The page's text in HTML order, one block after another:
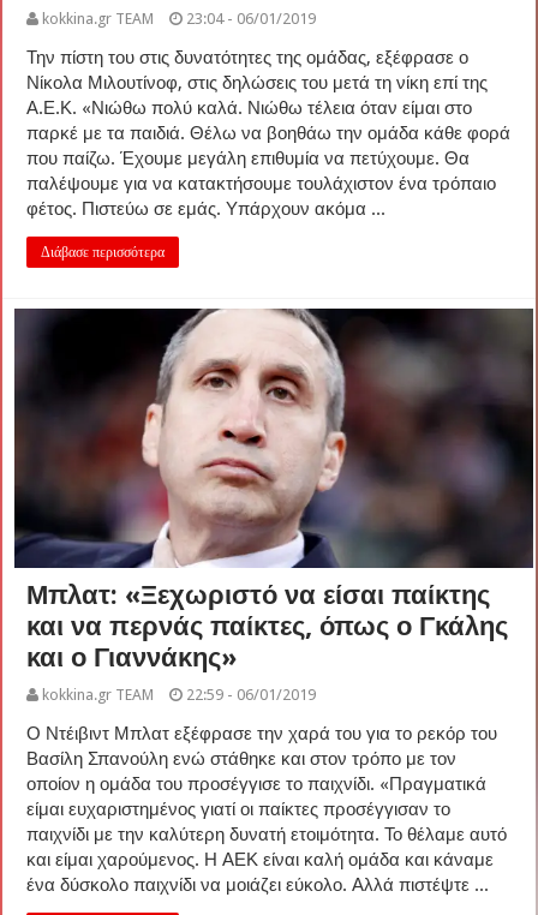
kokkina.gr TEAM 23:04 - 06/01/2019
Την πίστη του στις δυνατότητες της ομάδας, εξέφρασε ο
Νίκολα Μιλουτίνοφ, στις δηλώσεις του μετά τη νίκη επί της
Α.Ε.Κ. «Νιώθω πολύ καλά. Νιώθω τέλεια όταν είμαι στο
παρκέ με τα παιδιά. Θέλω να βοηθάω την ομάδα κάθε φορά
που παίζω. Έχουμε μεγάλη επιθυμία να πετύχουμε. Θα
παλέψουμε για να κατακτήσουμε τουλάχιστον ένα τρόπαιο
φέτος. Πιστεύω σε εμάς. Υπάρχουν ακόμα ...
Διάβασε περισσότερα
Μπλατ: «Ξεχωριστό να είσαι παίκτης
και να περνάς παίκτες, όπως ο Γκάλης
και ο Γιαννάκης»
kokkina.gr TEAM 22:59 - 06/01/2019
Ο Ντέιβιντ Μπλατ εξέφρασε την χαρά του για το ρεκόρ του
Βασίλη Σπανούλη ενώ στάθηκε και στον τρόπο με τον
οποίον η ομάδα του προσέγγισε το παιχνίδι. «Πραγματικά
είμαι ευχαριστημένος γιατί οι παίκτες προσέγγισαν το
παιχνίδι με την καλύτερη δυνατή ετοιμότητα. Το θέλαμε αυτό
και είμαι χαρούμενος. Η ΑΕΚ είναι καλή ομάδα και κάναμε
ένα δύσκολο παιχνίδι να μοιάζει εύκολο. Αλλά πιστέψτε ...